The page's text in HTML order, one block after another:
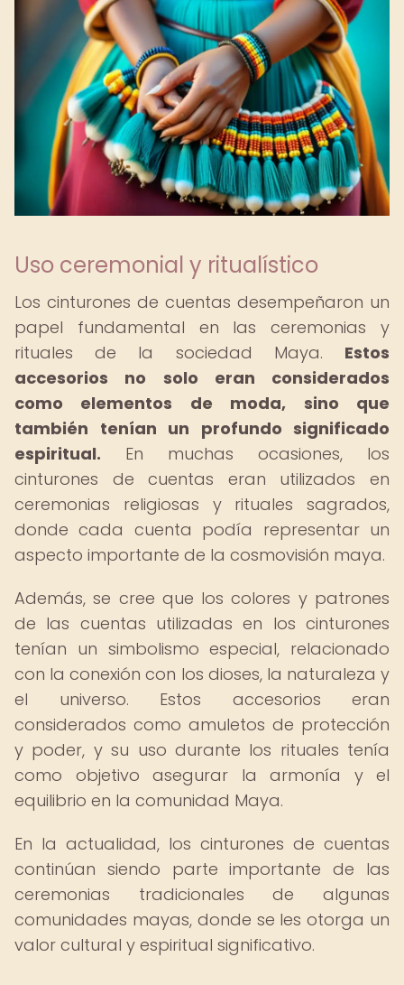
Uso ceremonial y ritualístico
Los cinturones de cuentas desempeñaron un
papel fundamental en las ceremonias y
rituales de la sociedad Maya. Estos
accesorios no solo eran considerados
como elementos de moda, sino que
también tenían un profundo significado
espiritual. En muchas ocasiones, los
cinturones de cuentas eran utilizados en
ceremonias religiosas y rituales sagrados,
donde cada cuenta podía representar un
aspecto importante de la cosmovisión maya.
Además, se cree que los colores y patrones
de las cuentas utilizadas en los cinturones
tenían un simbolismo especial, relacionado
con la conexión con los dioses, la naturaleza y
el universo. Estos accesorios eran
considerados como amuletos de protección
y poder, y su uso durante los rituales tenía
como objetivo asegurar la armonía y el
equilibrio en la comunidad Maya.
En la actualidad, los cinturones de cuentas
continúan siendo parte importante de las
ceremonias tradicionales de algunas
comunidades mayas, donde se les otorga un
valor cultural y espiritual significativo.